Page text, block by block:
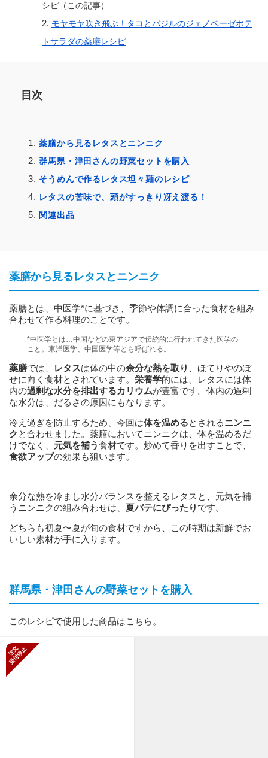
シピ（この記事）
モヤモヤ吹き飛ぶ！タコとバジルのジェノベーゼポテ
トサラダの薬膳レシピ
目次
薬膳から見るレタスとニンニク
群馬県・津田さんの野菜セットを購入
そうめんで作るレタス坦々麺のレシピ
レタスの苦味で、頭がすっきり冴え渡る！
関連出品
薬膳から見るレタスとニンニク
薬膳とは、中医学*に基づき、季節や体調に合った食材を組み
合わせて作る料理のことです。
*中医学とは…中国などの東アジアで伝統的に行われてきた医学の
こと。東洋医学、中国医学等とも呼ばれる。
薬膳では、 レタスは体の中の余分な熱を取り
、ほてりやのぼ
せに向く食材とされています。 栄養学的には、レタスには体
内の過剰な水分を排出するカリウムが豊富です。体内の過剰
な水分は、だるさの原因にもなります。
冷え過ぎを防止するため、今回は体を温めるとされるニンニ
ク と合わせました。薬膳においてニンニクは、体を温めるだ
けでなく、 元気を補う食材です。炒めて香りを出すことで、
食欲アップの効果も狙います。
余分な熱を冷まし水分バランスを整えるレタスと、元気を補
うニンニクの組み合わせは、 夏バテにぴったり です。
どちらも初夏〜夏が旬の食材ですから、この時期は新鮮でお
いしい素材が手に入ります。
群馬県・津田さんの野菜セットを購入
このレシピで使用した商品はこちら。